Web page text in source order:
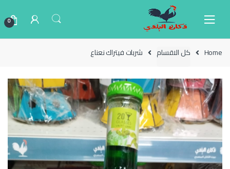
0
Home كل الاقسام شربات فيتراك نعناع